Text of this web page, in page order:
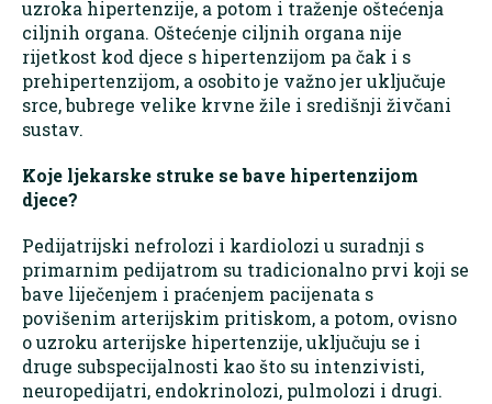
uzroka hipertenzije, a potom i traženje oštećenja
ciljnih organa. Oštećenje ciljnih organa nije
rijetkost kod djece s hipertenzijom pa čak i s
prehipertenzijom, a osobito je važno jer uključuje
srce, bubrege velike krvne žile i središnji živčani
sustav.
Koje ljekarske struke se bave hipertenzijom
djece?
Pedijatrijski nefrolozi i kardiolozi u suradnji s
primarnim pedijatrom su tradicionalno prvi koji se
bave liječenjem i praćenjem pacijenata s
povišenim arterijskim pritiskom, a potom, ovisno
o uzroku arterijske hipertenzije, uključuju se i
druge subspecijalnosti kao što su intenzivisti,
neuropedijatri, endokrinolozi, pulmolozi i drugi.